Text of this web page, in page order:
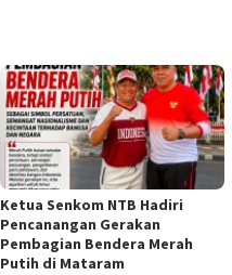
Ketua Senkom NTB Hadiri
Pencanangan Gerakan
Pembagian Bendera Merah
Putih di Mataram